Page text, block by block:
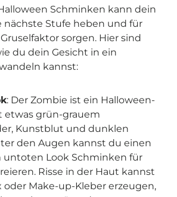
Schminken kann dein
nächste Stufe heben und für
sorgen. Hier sind
du dein Gesicht in ein
kannst:
: Der Zombie ist ein Halloween-
etwas grün-grauem
Kunstblut und dunklen
den Augen kannst du einen
untoten Look Schminken für
Risse in der Haut kannst
Make-up-Kleber erzeugen,